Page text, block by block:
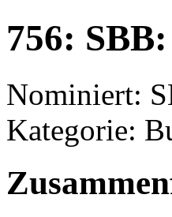
756:
Nominiert:
Kategorie: